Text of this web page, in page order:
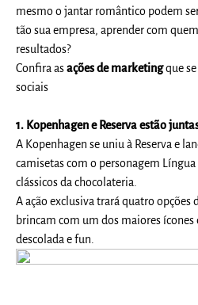
mesmo o jantar romântico podem
tão sua empresa, aprender com
resultados?
Confira asações de marketingque se
sociais
1. Kopenhagen e Reserva estão
A Kopenhagen se uniu à Reserva e
camisetas com o personagem
clássicos da chocolateria.
A ação exclusiva trará quatro opções
brincam com um dos maiores
descolada e fun.